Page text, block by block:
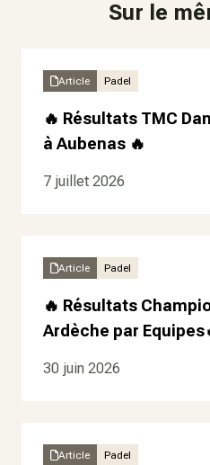
Sur le
Article Padel
🔥 Résultats TMC
à Aubenas 🔥
7 juillet 2026
Article Padel
🔥 Résultats
Ardèche par
30 juin 2026
Article Padel